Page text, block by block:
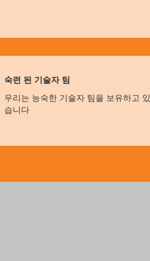
숙련 된 기술자 팀
우리는 능숙한 기술자 팀을 보유하고 있
습니다